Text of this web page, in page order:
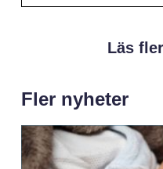
Läs
Fler nyheter